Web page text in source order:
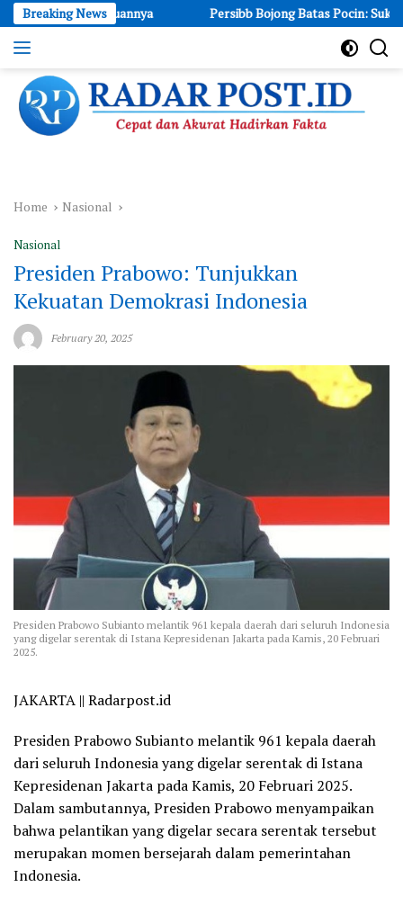
Skip
to
content
Breaking News Persibb Bojong Batas Pocin: Sukses Hadirkan
dan
Akurat
Hadirkan
Fakta
Home Nasional
Nasional
Presiden Prabowo: Tunjukkan
Kekuatan Demokrasi Indonesia
February 20, 2025
Presiden Prabowo Subianto melantik 961 kepala daerah dari seluruh Indonesia
yang digelar serentak di Istana Kepresidenan Jakarta pada Kamis, 20 Februari
2025.
JAKARTA || Radarpost.id
Presiden Prabowo Subianto melantik 961 kepala daerah
dari seluruh Indonesia yang digelar serentak di Istana
Kepresidenan Jakarta pada Kamis, 20 Februari 2025.
Dalam sambutannya, Presiden Prabowo menyampaikan
bahwa pelantikan yang digelar secara serentak tersebut
merupakan momen bersejarah dalam pemerintahan
Indonesia.